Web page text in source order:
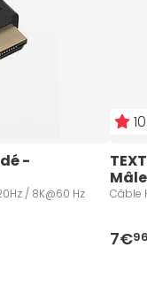
-
/ 8K@60 Hz Câble
7€